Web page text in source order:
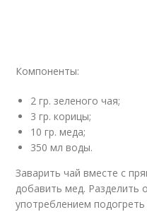
Компоненты:
2 гр. зеленого чая;
3 гр. корицы;
10 гр. меда;
350 мл воды.
Заварить чай вместе с
добавить мед. Разделить
употреблением